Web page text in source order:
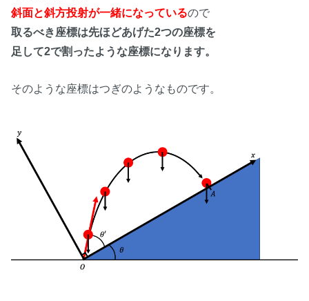
斜面と斜方投射が一緒になっているので
取るべき座標は先ほどあげた2つの座標を
足して2で割ったような座標になります。
そのような座標はつぎのようなものです。